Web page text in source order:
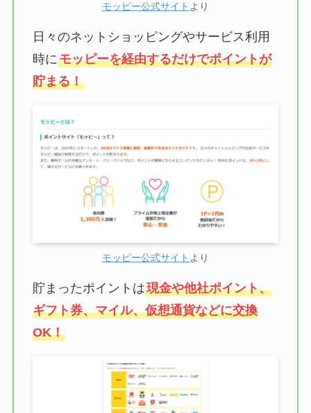
モッピー公式サイト より
日々のネットショッピングやサービス利用
時にモッピーを経由するだけでポイントが
貯まる！
モッピー公式サイト より
貯まったポイントは現金や他社ポイント、
ギフト券、マイル、仮想通貨などに交換
OK！